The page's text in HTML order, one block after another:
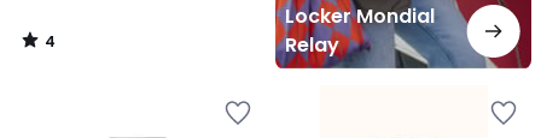
4
/
Locker Mondial
Relay